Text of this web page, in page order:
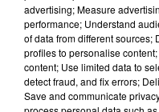
advertising; Measure
performance; Understand
of data from different sources;
profiles to personalise
content; Use limited data to
detect fraud, and fix errors;
Save and communicate